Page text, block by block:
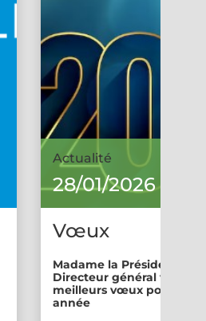
Actualité
28/01/2026
Vœux
Madame la Présidente et
Directeur général vous
meilleurs vœux pour
année